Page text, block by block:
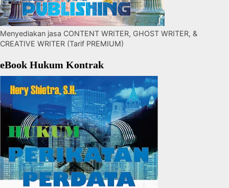
Menyediakan jasa CONTENT WRITER, GHOST WRITER, &
CREATIVE WRITER (Tarif PREMIUM)
eBook Hukum Kontrak